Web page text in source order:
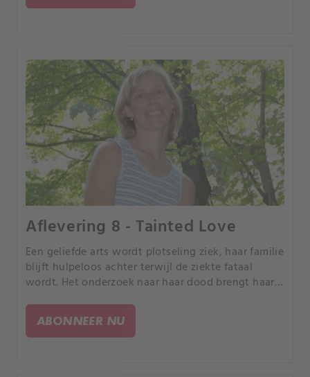
Aflevering 8 - Tainted Love
Een geliefde arts wordt plotseling ziek, haar familie
blijft hulpeloos achter terwijl de ziekte fataal
wordt. Het onderzoek naar haar dood brengt haar
die tijd aan hun zijde heeft gestaan.
ABONNEER NU